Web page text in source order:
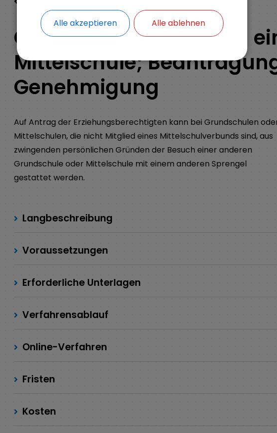
Gastschulverhältnis an
Mittelschule;
Genehmigung
Auf Antrag der Erziehungsberechtigten kann bei Grundschulen
Mittelschulen, die nicht Mitglied eines Mittelschulverbunds sind, aus
zwingenden persönlichen Gründen der Besuch einer anderen
Grundschule oder Mittelschule mit einem anderen Sprengel
gestattet werden.
Langbeschreibung
Voraussetzungen
Erforderliche Unterlagen
Verfahrensablauf
Online-Verfahren
Fristen
Kosten
Alle akzeptieren Alle ablehnen